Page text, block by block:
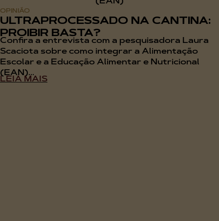
OPINIÃO
ULTRAPROCESSADO NA CANTINA:
PROIBIR BASTA?
Confira a entrevista com a pesquisadora Laura
Scaciota sobre como integrar a Alimentação
Escolar e a Educação Alimentar e Nutricional
(EAN)...
LEIA MAIS